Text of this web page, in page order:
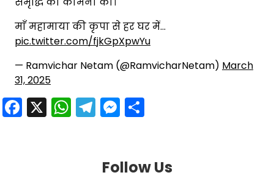
माँ महामाया की कृपा से हर घर में…
pic.twitter.com/fjkGpXpwYu
— Ramvichar Netam (@RamvicharNetam) March
31, 2025
Facebook
X WhatsApp
Telegram
Messenger
Follow Us